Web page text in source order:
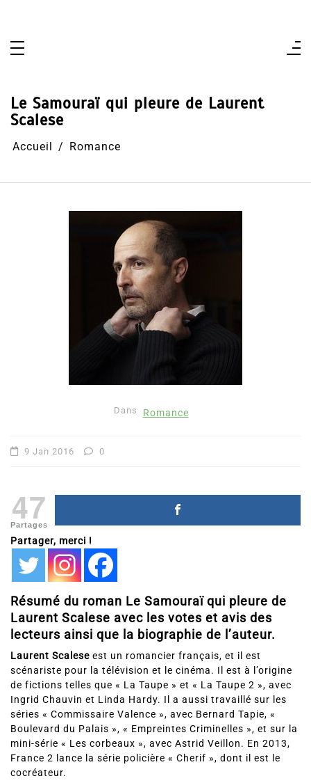
Le Samouraï qui pleure de Laurent
Scalese
Accueil Romance
Dans Romance
9 Jan 2016 0
47
Partages
Partager, merci !
Résumé du roman Le Samouraï qui pleure de
Laurent Scalese avec les votes et avis des
lecteurs ainsi que la biographie de l’auteur.
Laurent Scalese est un romancier français, et il est
scénariste pour la télévision et le cinéma. Il est à l’origine
de fictions telles que « La Taupe » et « La Taupe 2 », avec
Ingrid Chauvin et Linda Hardy. Il a aussi travaillé sur les
séries « Commissaire Valence », avec Bernard Tapie, «
Boulevard du Palais », « Empreintes Criminelles », et sur la
mini-série « Les corbeaux », avec Astrid Veillon. En 2013,
France 2 lance la série policière « Cherif », dont il est le
cocréateur.